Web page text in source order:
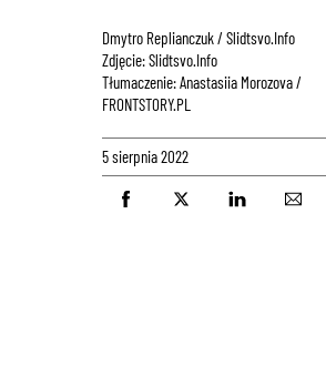
Dmytro Replianczuk /Slidtsvo.Info
Zdjęcie: Slidtsvo.Info
Tłumaczenie: Anastasiia Morozova /
FRONTSTORY.PL
5 sierpnia 2022